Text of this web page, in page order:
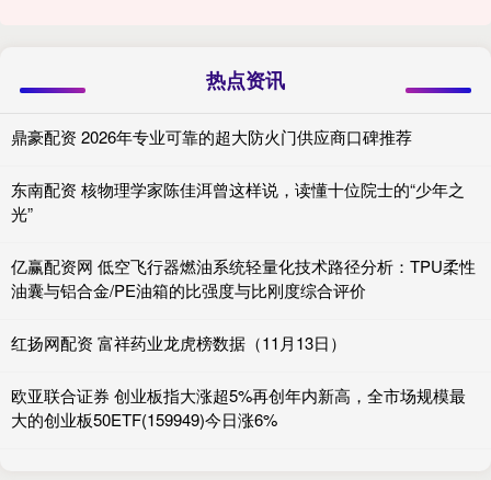
热点资讯
鼎豪配资 2026年专业可靠的超大防火门供应商口碑推荐
东南配资 核物理学家陈佳洱曾这样说，读懂十位院士的“少年之
光”
亿赢配资网 低空飞行器燃油系统轻量化技术路径分析：TPU柔性
油囊与铝合金/PE油箱的比强度与比刚度综合评价
红扬网配资 富祥药业龙虎榜数据（11月13日）
欧亚联合证券 创业板指大涨超5%再创年内新高，全市场规模最
大的创业板50ETF(159949)今日涨6%